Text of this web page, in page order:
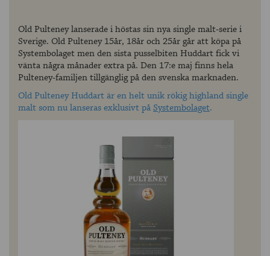
Old Pulteney lanserade i höstas sin nya single malt-serie i
Sverige. Old Pulteney 15år, 18år och 25år går att köpa på
Systembolaget men den sista pusselbiten Huddart fick vi
vänta några månader extra på. Den 17:e maj finns hela
Pulteney-familjen tillgänglig på den svenska marknaden.
Old Pulteney Huddart är en helt unik rökig highland single
malt som nu lanseras exklusivt påSystembolaget.